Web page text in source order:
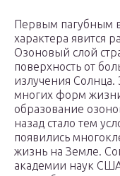
Первым пагубным
характера явится
Озоновый слой
поверхность от
излучения Солнца.
многих форм
образование
назад стало тем
появились
жизнь на Земле.
академии наук